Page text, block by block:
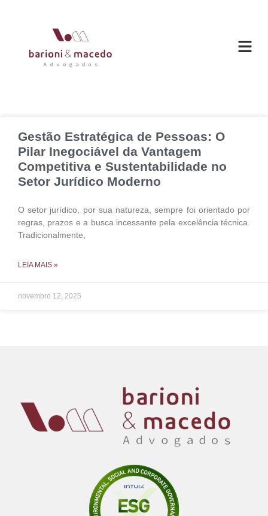
Gestão Estratégica de Pessoas: O
Pilar Inegociável da Vantagem
Competitiva e Sustentabilidade no
Setor Jurídico Moderno
O setor jurídico, por sua natureza, sempre foi orientado por
regras, prazos e a busca incessante pela excelência técnica.
Tradicionalmente,
LEIA MAIS »
novembro 12, 2025